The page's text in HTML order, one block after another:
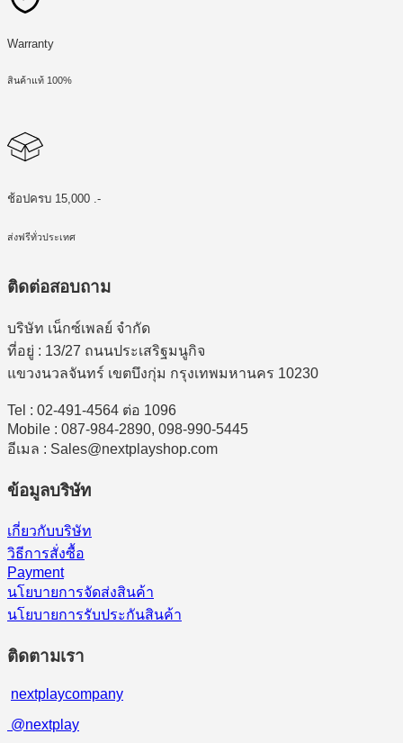
Warranty
สินค้าแท้ 100%
ช้อปครบ 15,000 .-
ส่งฟรีทั่วประเทศ
ติดต่อสอบถาม
บริษัท เน็กซ์เพลย์ จำกัด
ที่อยู่ : 13/27 ถนนประเสริฐมนูกิจ
แขวงนวลจันทร์ เขตบึงกุ่ม กรุงเทพมหานคร 10230
Tel : 02-491-4564 ต่อ 1096
Mobile : 087-984-2890, 098-990-5445
อีเมล : Sales@nextplayshop.com
ข้อมูลบริษัท
เกี่ยวกับบริษัท
วิธีการสั่งซื้อ
Payment
นโยบายการจัดส่งสินค้า
นโยบายการรับประกันสินค้า
ติดตามเรา
nextplaycompany
@nextplay